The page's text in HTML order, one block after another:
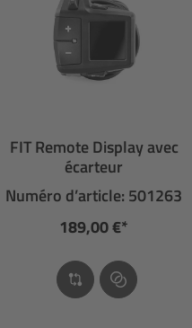
FIT Remote Display avec
écarteur
Numéro d’article: 501263
189,00 €*